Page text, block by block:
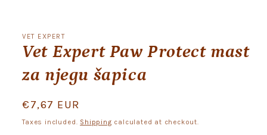
1
in
modal
VET EXPERT
Vet Expert Paw Protect mast
za njegu šapica
Regular
price
€7,67 EUR
Taxes included. Shipping calculated at checkout.